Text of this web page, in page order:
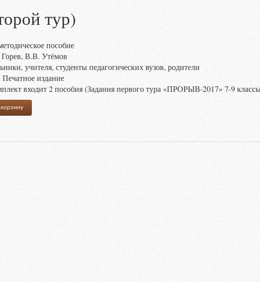
тур)
пособие
В.В. Утёмов
учителя, студенты педагогических вузов, родители
Печатное издание
входит 2 пособия (Задания первого тура «ПРОРЫВ-2017» 7-9